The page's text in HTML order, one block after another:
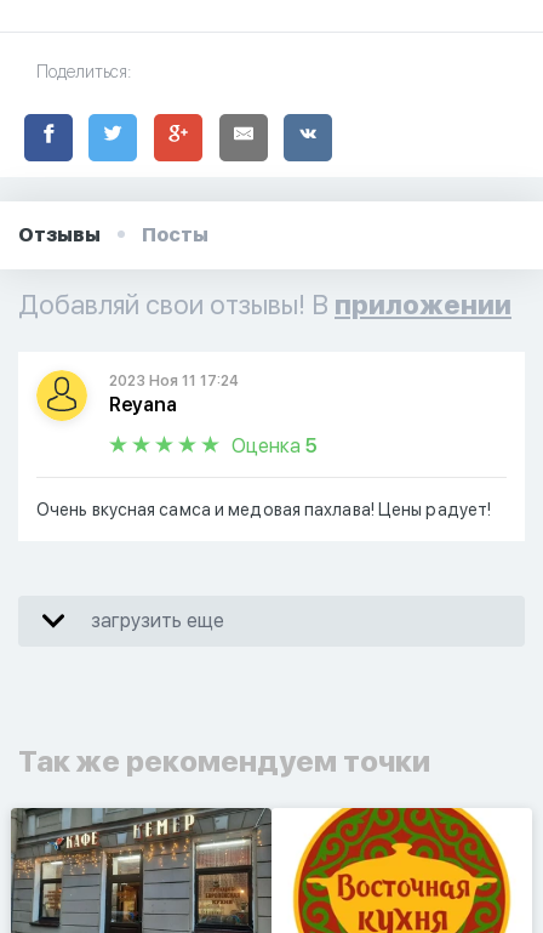
Поделиться:
Отзывы Посты
Добавляй свои отзывы! В приложении
2023 Ноя 11 17:24
Reyana
Оценка 5
Очень вкусная самса и медовая пахлава! Цены радует!
загрузить еще
Так же рекомендуем точки